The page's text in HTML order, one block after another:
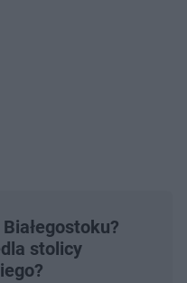
stolicy